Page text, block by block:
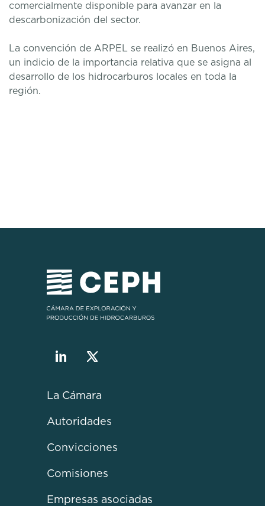
comercialmente disponible para avanzar en la
descarbonización del sector.
La convención de ARPEL se realizó en Buenos Aires,
un indicio de la importancia relativa que se asigna al
desarrollo de los hidrocarburos locales en toda la
región.
La Cámara
Autoridades
Convicciones
Comisiones
Empresas asociadas